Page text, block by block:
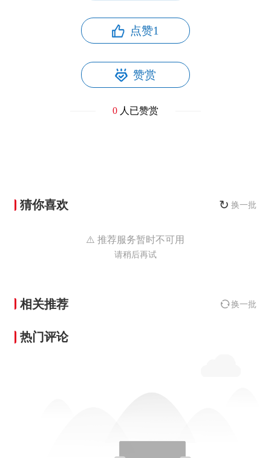
点赞1
赞赏
0人已赞赏
猜你喜欢 ↻ 换一批
⚠️ 推荐服务暂时不可用
请稍后再试
相关推荐 换一批
热门评论